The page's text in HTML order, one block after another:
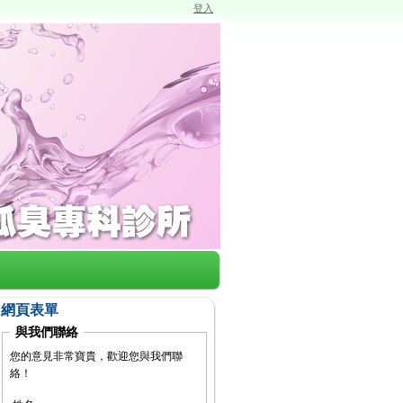
登入
網頁表單
與我們聯絡
您的意見非常寶貴，歡迎您與我們聯
絡！